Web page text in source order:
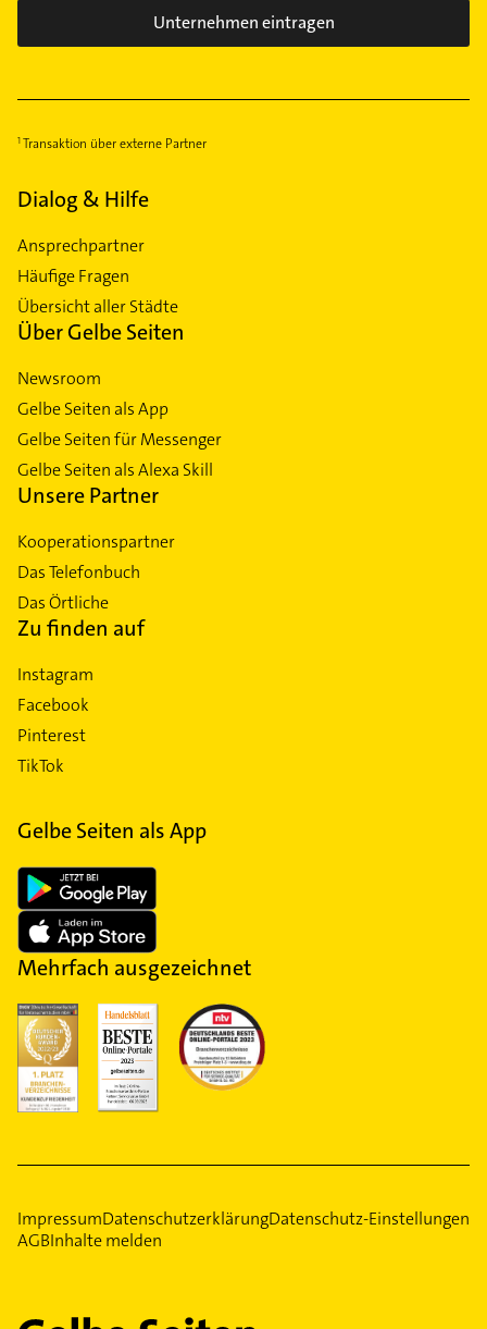
Unternehmen eintragen
Transaktion über externe Partner
Dialog & Hilfe
Ansprechpartner
Häufige Fragen
Übersicht aller Städte
Über Gelbe Seiten
Newsroom
Gelbe Seiten als App
Gelbe Seiten für Messenger
Gelbe Seiten als Alexa Skill
Unsere Partner
Kooperationspartner
Das Telefonbuch
Das Örtliche
Zu finden auf
Instagram
Facebook
Pinterest
TikTok
Gelbe Seiten als App
Mehrfach ausgezeichnet
ImpressumDatenschutzerklärungDatenschutz-Einstellungen
AGBInhalte melden